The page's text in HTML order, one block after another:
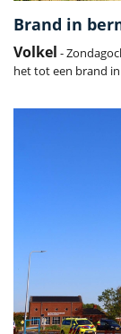
Brand in
Volkel -
het tot een brand